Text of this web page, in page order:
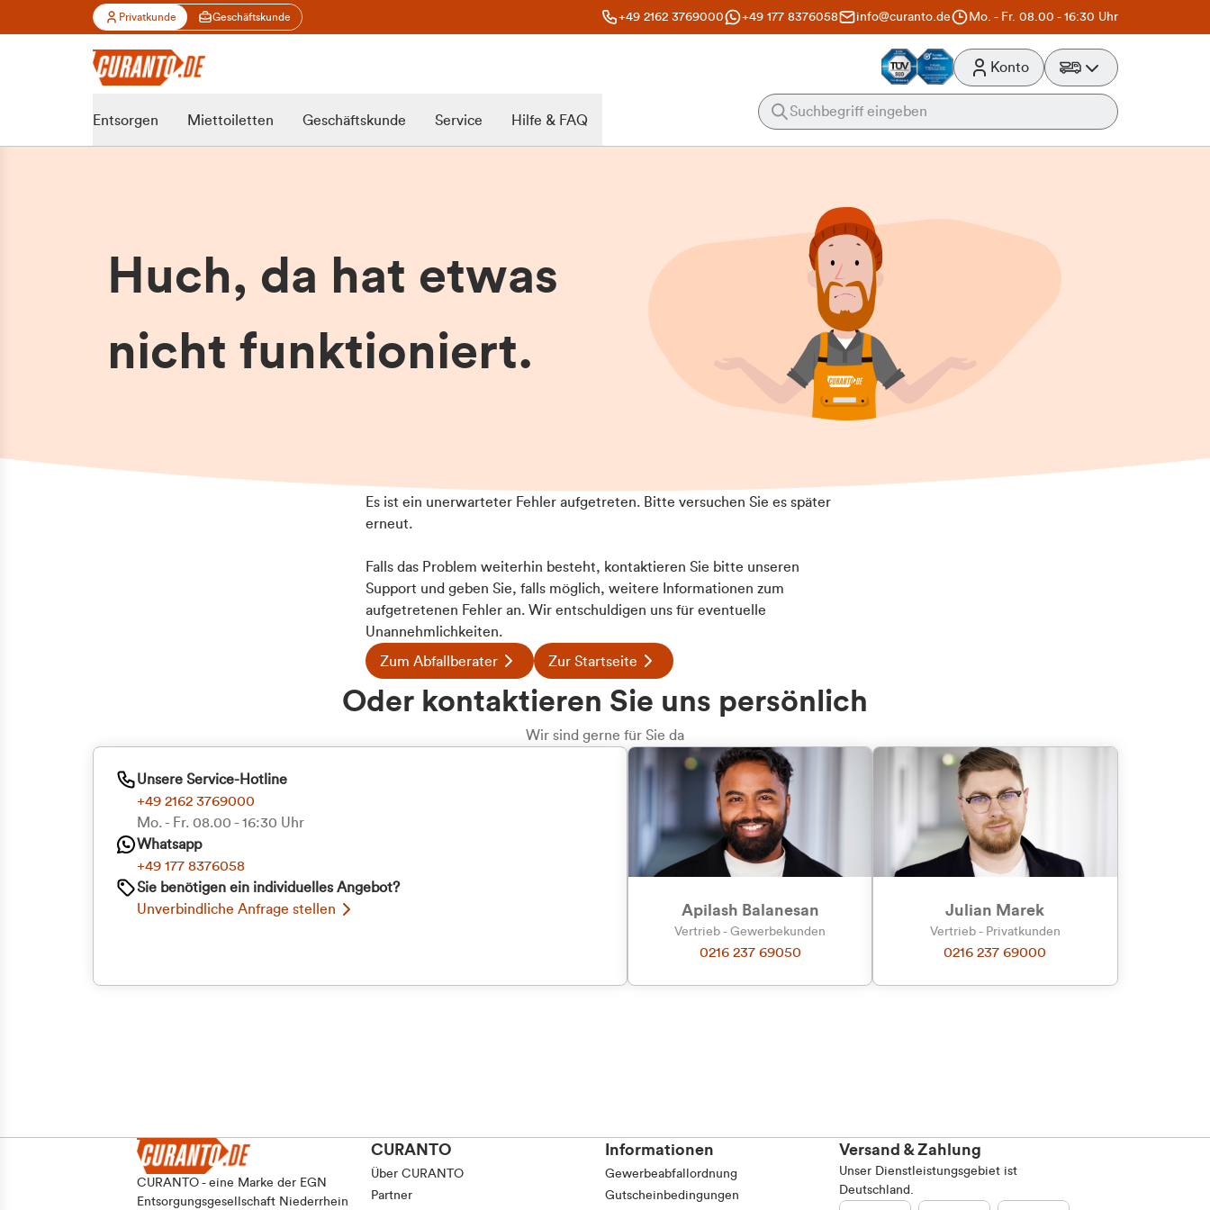
Privatkunde Geschäftskunde +49 2162 3769000 +49 177 8376058 info@curanto.de Mo. - Fr. 08.00 - 16:30 Uhr
Zu welcher
Kundengruppe
Konto
Entsorgen Miettoiletten Geschäftskunde Service Hilfe & FAQ
Huch, da hat etwas
nicht funktioniert.
Es ist ein unerwarteter Fehler aufgetreten. Bitte versuchen Sie es später
erneut.
Falls das Problem weiterhin besteht, kontaktieren Sie bitte unseren
Support und geben Sie, falls möglich, weitere Informationen zum
aufgetretenen Fehler an. Wir entschuldigen uns für eventuelle
Unannehmlichkeiten.
Zum Abfallberater Zur Startseite
Oder kontaktieren Sie uns persönlich
Wir sind gerne für Sie da
Unsere Service-Hotline
+49 2162 3769000
Mo. - Fr. 08.00 - 16:30 Uhr
Whatsapp
+49 177 8376058
Sie benötigen ein individuelles Angebot?
Unverbindliche Anfrage stellen
Apilash Balanesan
Vertrieb - Gewerbekunden
0216 237 69050
Julian Marek
Vertrieb - Privatkunden
0216 237 69000
CURANTO - eine Marke der EGN
Entsorgungsgesellschaft Niederrhein
CURANTO
Über CURANTO
Partner
Informationen
Gewerbeabfallordnung
Gutscheinbedingungen
Versand & Zahlung
Unser Dienstleistungsgebiet ist
Deutschland.